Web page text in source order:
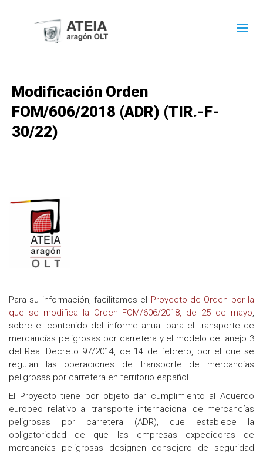
Modificación Orden
FOM/606/2018 (ADR) (TIR.-F-
30/22)
Para su información, facilitamos el Proyecto de Orden por la
que se modifica la Orden FOM/606/2018, de 25 de mayo,
sobre el contenido del informe anual para el transporte de
mercancías peligrosas por carretera y el modelo del anejo 3
del Real Decreto 97/2014, de 14 de febrero, por el que se
regulan las operaciones de transporte de mercancías
peligrosas por carretera en territorio español.
El Proyecto tiene por objeto dar cumplimiento al Acuerdo
europeo relativo al transporte internacional de mercancías
peligrosas por carretera (ADR), que establece la
obligatoriedad de que las empresas expedidoras de
mercancías peligrosas designen consejero de seguridad